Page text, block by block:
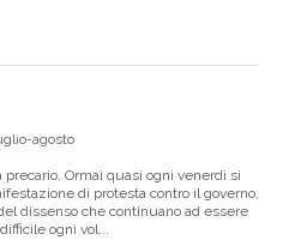
agosto
Ormai quasi ogni venerdì si
di protesta contro il governo,
dissenso che continuano ad essere
ogni vol...